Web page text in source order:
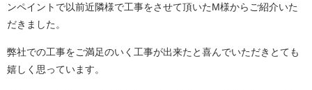
ンペイントで以前近隣様で工事をさせて頂いたM様からご紹介いた
だきました。
弊社での工事をご満足のいく工事が出来たと喜んでいただきとても
嬉しく思っています。